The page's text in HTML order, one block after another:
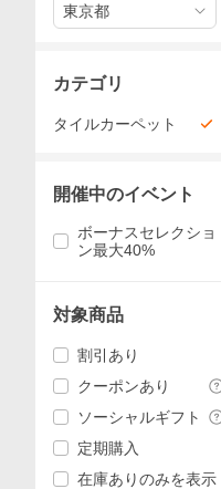
東京都
カテゴリ
タイルカーペット
開催中のイベント
ボーナスセレクショ
ン最大40%
対象商品
割引あり
クーポンあり
ソーシャルギフト
定期購入
在庫ありのみを表示